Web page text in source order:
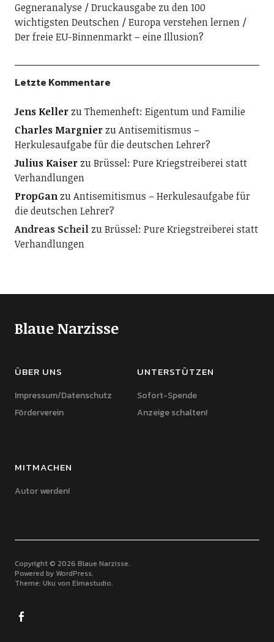
Gegneranalyse
Druckausgabe zu den 100
wichtigsten Deutschen
Europa verstehen lernen
Der freie EU-Binnenmarkt – eine Illusion?
Letzte Kommentare
Jens KellerzuThemenheft: Eigentum und Familie
Charles MargnierzuAntisemitismus –
Herkulesaufgabe für die deutschen Lehrer?
Julius KaiserzuBrüssel: Pure Kriegstreiberei statt
Verhandlungen
PropGanzuAntisemitismus – Herkulesaufgabe für
die deutschen Lehrer?
Andreas ScheilzuBrüssel: Pure Kriegstreiberei statt
Verhandlungen
Blaue Narzisse
ÜBER UNS
Impressum/Datenschutz
Förderverein
UNTERSTÜTZEN
Sofort-Spende
Anzeige schalten!
MITMACHEN
Autor werden!
Copyright © 2026 Blaue Narzisse
Powered by WordPress
Theme: Uku von Elmastudio